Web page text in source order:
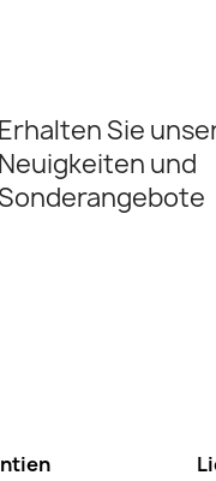
Erhalten Sie
Neuigkeiten und